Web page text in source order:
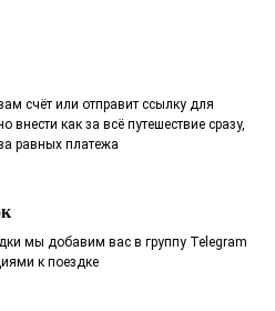
счёт или отправит ссылку для
как за всё путешествие сразу,
равных платежа
мы добавим вас в группу Telegram
к поездке